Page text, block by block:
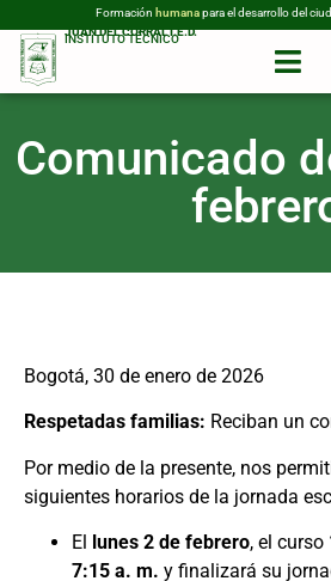
Formación humanapara el desarrollo del
INSTITUTO TÉCNICO
JUAN DEL CORRAL I.E.D.
Comunicado
Bogotá, 30 de enero de 2026
Respetadas familias: Reciban un
Por medio de la presente, nos
siguientes horarios de la jornada
El lunes 2 de febrero, el curso
7:15 a. m. y finalizará su